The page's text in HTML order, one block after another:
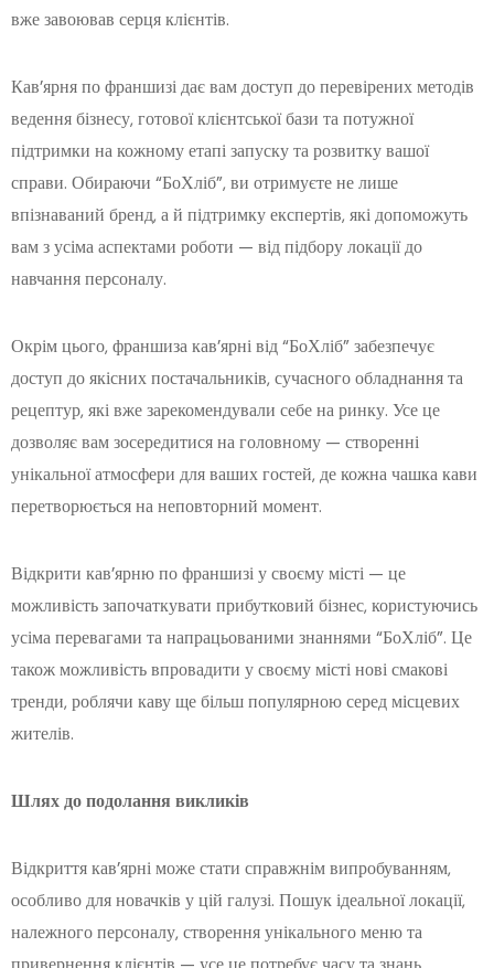
вже завоював серця клієнтів.
Кав’ярня по франшизі дає вам доступ до перевірених методів
ведення бізнесу, готової клієнтської бази та потужної
підтримки на кожному етапі запуску та розвитку вашої
справи. Обираючи “БоХліб”, ви отримуєте не лише
впізнаваний бренд, а й підтримку експертів, які допоможуть
вам з усіма аспектами роботи — від підбору локації до
навчання персоналу.
Окрім цього, франшиза кав’ярні від “БоХліб” забезпечує
доступ до якісних постачальників, сучасного обладнання та
рецептур, які вже зарекомендували себе на ринку. Усе це
дозволяє вам зосередитися на головному — створенні
унікальної атмосфери для ваших гостей, де кожна чашка кави
перетворюється на неповторний момент.
Відкрити кав’ярню по франшизі у своєму місті — це
можливість започаткувати прибутковий бізнес, користуючись
усіма перевагами та напрацьованими знаннями “БоХліб”. Це
також можливість впровадити у своєму місті нові смакові
тренди, роблячи каву ще більш популярною серед місцевих
жителів.
Шлях до подолання викликів
Відкриття кав’ярні може стати справжнім випробуванням,
особливо для новачків у цій галузі. Пошук ідеальної локації,
належного персоналу, створення унікального меню та